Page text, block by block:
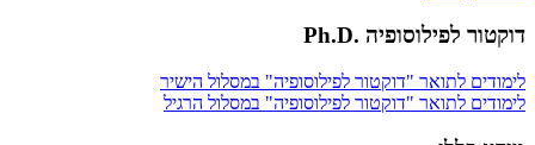
דוקטור לפילוסופיה .Ph.D
לימודים לתואר "דוקטור לפילוסופיה" במסלול הישיר
לימודים לתואר "דוקטור לפילוסופיה" במסלול הרגיל